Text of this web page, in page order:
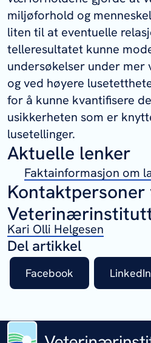
miljøforhold og
liten til at eventuelle
telleresultatet kunne
undersøkelser under mer
og ved høyere
for å kunne kvantifisere
usikkerheten som er
lusetellinger.
Aktuelle lenker
Faktainformasjon om
Kontaktpersoner
Kari Olli Helgesen
Del artikkel
Facebook LinkedIn